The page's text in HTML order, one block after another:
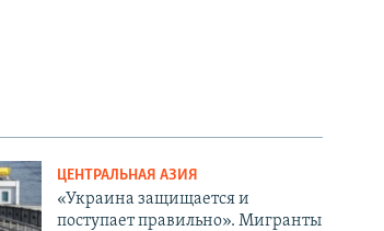
ЦЕНТРАЛЬНАЯ АЗИЯ
«Украина защищается и
поступает правильно». Мигранты